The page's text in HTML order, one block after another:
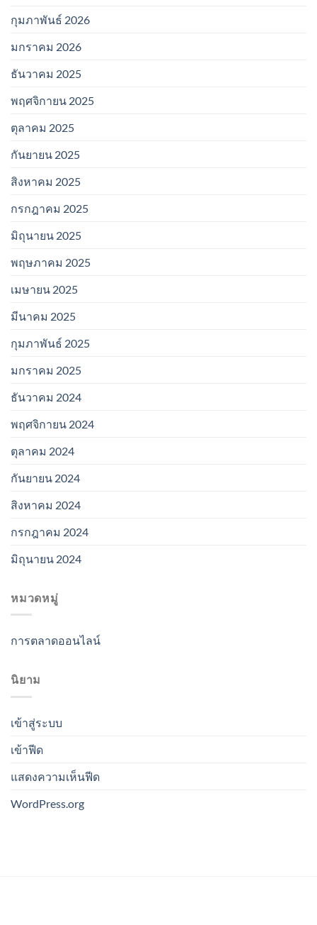
กุมภาพันธ์ 2026
มกราคม 2026
ธันวาคม 2025
พฤศจิกายน 2025
ตุลาคม 2025
กันยายน 2025
สิงหาคม 2025
กรกฎาคม 2025
มิถุนายน 2025
พฤษภาคม 2025
เมษายน 2025
มีนาคม 2025
กุมภาพันธ์ 2025
มกราคม 2025
ธันวาคม 2024
พฤศจิกายน 2024
ตุลาคม 2024
กันยายน 2024
สิงหาคม 2024
กรกฎาคม 2024
มิถุนายน 2024
หมวดหมู่
การตลาดออนไลน์
นิยาม
เข้าสู่ระบบ
เข้าฟีด
แสดงความเห็นฟีด
WordPress.org